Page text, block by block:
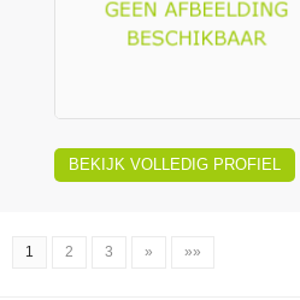
BEKIJK VOLLEDIG PROFIEL
1 2 3 » »»